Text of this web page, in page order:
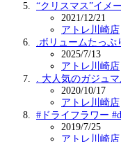
“クリスマス”イメ
2021/12/21
アトレ川崎店
.ボリュームたっ
2025/7/13
アトレ川崎店
. 大人気のガジュ
2020/10/17
アトレ川崎店
#ドライフラワー
2019/7/25
アトレ川崎店